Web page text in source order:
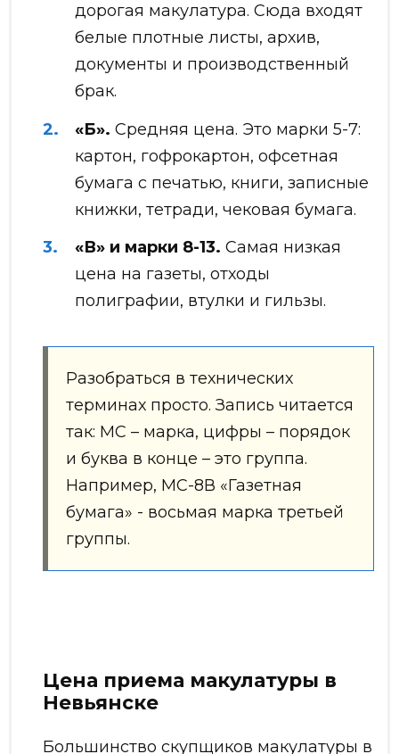
дорогая макулатура. Сюда входят
белые плотные листы, архив,
документы и производственный
брак.
«Б». Средняя цена. Это марки 5-7:
картон, гофрокартон, офсетная
бумага с печатью, книги, записные
книжки, тетради, чековая бумага.
«В» и марки 8-13. Самая низкая
цена на газеты, отходы
полиграфии, втулки и гильзы.
Разобраться в технических
терминах просто. Запись читается
так: МС – марка, цифры – порядок
и буква в конце – это группа.
Например, МС-8В «Газетная
бумага» - восьмая марка третьей
группы.
Цена приема макулатуры в
Невьянске
Большинство скупщиков макулатуры в